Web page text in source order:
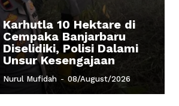
Karhutla 10 Hektare di
Cempaka Banjarbaru
Diselidiki, Polisi Dalami
Unsur Kesengajaan
Nurul Mufidah - 08/August/2026